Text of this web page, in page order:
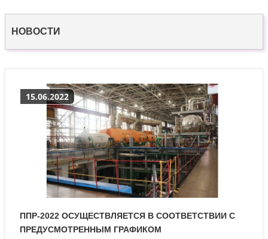
НОВОСТИ
15.06.2022
ППР-2022 ОСУЩЕСТВЛЯЕТСЯ В СООТВЕТСТВИИ С
ПРЕДУСМОТРЕННЫМ ГРАФИКОМ